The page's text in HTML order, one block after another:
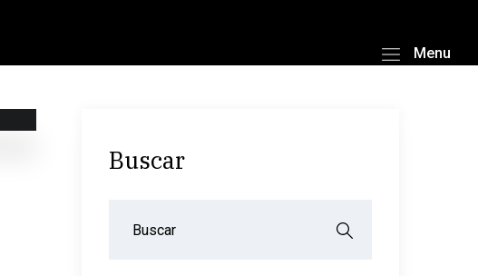
Menu
Buscar